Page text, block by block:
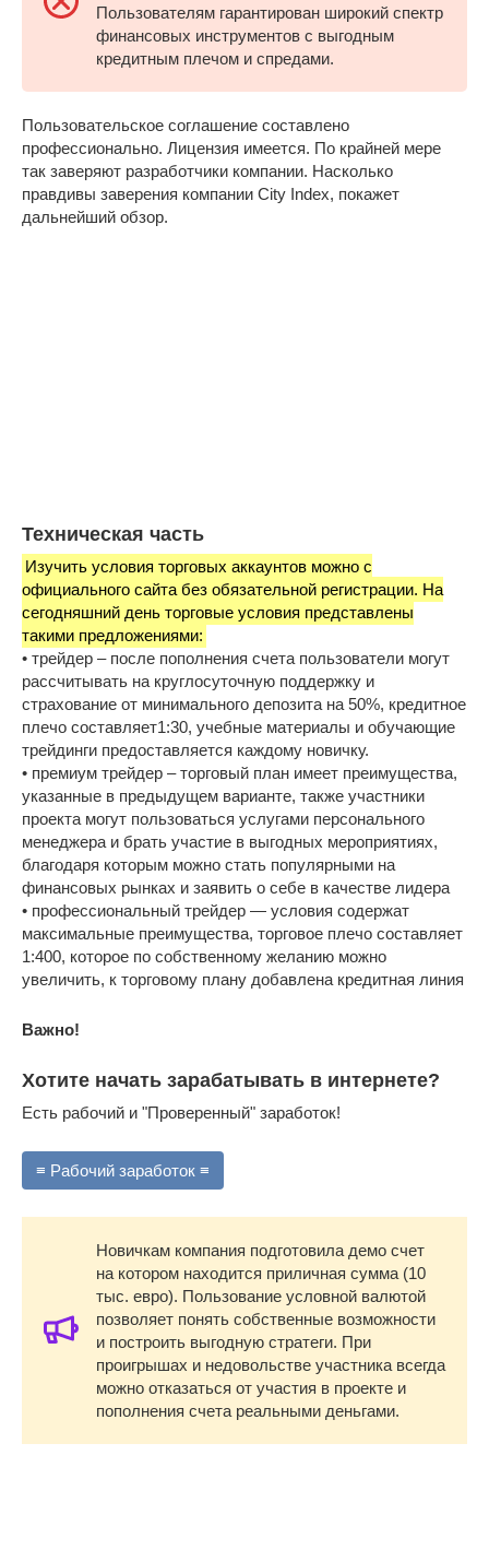
Пользователям гарантирован широкий спектр
финансовых инструментов с выгодным
кредитным плечом и спредами.
Пользовательское соглашение составлено
профессионально. Лицензия имеется. По крайней мере
так заверяют разработчики компании. Насколько
правдивы заверения компании City Index, покажет
дальнейший обзор.
Техническая часть
Изучить условия торговых аккаунтов можно с
официального сайта без обязательной регистрации. На
сегодняшний день торговые условия представлены
такими предложениями:
• трейдер – после пополнения счета пользователи могут
рассчитывать на круглосуточную поддержку и
страхование от минимального депозита на 50%, кредитное
плечо составляет1:30, учебные материалы и обучающие
трейдинги предоставляется каждому новичку.
• премиум трейдер – торговый план имеет преимущества,
указанные в предыдущем варианте, также участники
проекта могут пользоваться услугами персонального
менеджера и брать участие в выгодных мероприятиях,
благодаря которым можно стать популярными на
финансовых рынках и заявить о себе в качестве лидера
• профессиональный трейдер — условия содержат
максимальные преимущества, торговое плечо составляет
1:400, которое по собственному желанию можно
увеличить, к торговому плану добавлена кредитная линия
Важно!
Хотите начать зарабатывать в интернете?
Есть рабочий и "Проверенный" заработок!
≡ Рабочий заработок ≡
Новичкам компания подготовила демо счет
на котором находится приличная сумма (10
тыс. евро). Пользование условной валютой
позволяет понять собственные возможности
и построить выгодную стратеги. При
проигрышах и недовольстве участника всегда
можно отказаться от участия в проекте и
пополнения счета реальными деньгами.